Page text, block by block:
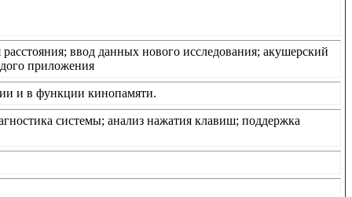
ввод данных нового исследования; акушерский
приложения
и в функции кинопамяти.
системы; анализ нажатия клавиш; поддержка